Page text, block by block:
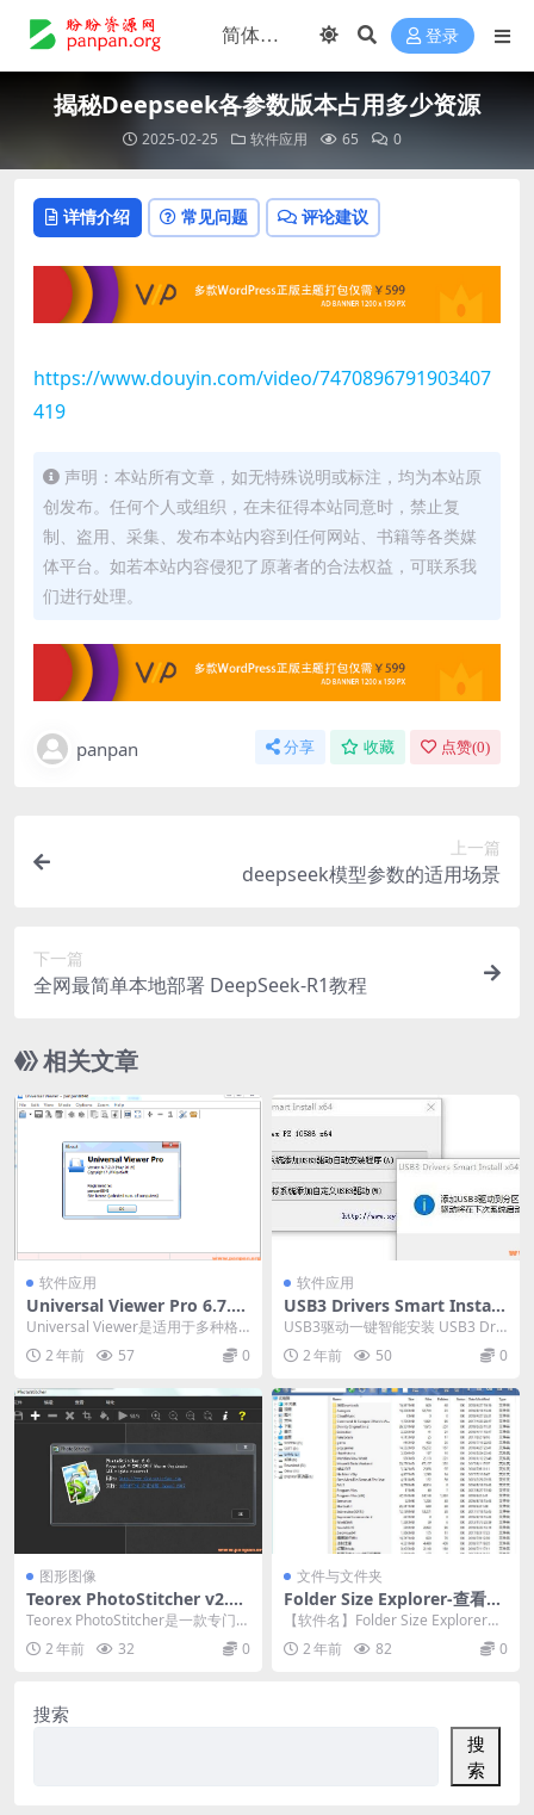
登录
揭秘Deepseek各参数版本占用多少资源
2025-02-25 软件应用 65 0
详情介绍 常见问题 评论建议
https://www.douyin.com/video/7470896791903407
419
声明：本站所有文章，如无特殊说明或标注，均为本站原
创发布。任何个人或组织，在未征得本站同意时，禁止复
制、盗用、采集、发布本站内容到任何网站、书籍等各类媒
体平台。如若本站内容侵犯了原著者的合法权益，可联系我
们进行处理。
panpan 分享 收藏 点赞(0)
上一篇
deepseek模型参数的适用场景
下一篇
全网最简单本地部署 DeepSeek-R1教程
相关文章
软件应用
Universal Viewer Pro 6.7.2.
0注册版-高级文件查看器
Universal Viewer是适用于多种格
式的高级文件查看器。 支持的文件
格...2 年前 57 0
软件应用
USB3 Drivers Smart Install
2.0.6.9(添加Intel八代Win7 U
SB3驱动)精简修改版
USB3驱动一键智能安装 USB3 Driv
ers Smart Install ...
2 年前 50 0
图形图像
Teorex PhotoStitcher v2.0
绿色汉化注册版-制作全景图的
Teorex PhotoStitcher是一款专门用
来制作全景图的软件。 Pho...
2 年前 32 0
文件与文件夹
Folder Size Explorer-查看文
件夹大小软件
【软件名】Folder Size Explorer
【介 绍】这是一款免费文...
2 年前 82 0
搜索
搜
索